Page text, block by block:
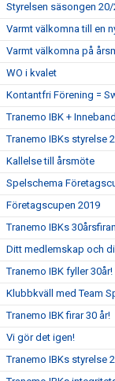
Styrelsen säsongen 20/
Varmt välkomna till en
Varmt välkomna på
WO i kvalet
Kontantfri Förening =
Tranemo IBK +
Tranemo IBKs styrelse
Kallelse till årsmöte
Spelschema
Företagscupen 2019
Tranemo IBKs
Ditt medlemskap och
Tranemo IBK fyller 30år!
Klubbkväll med Team
Tranemo IBK firar 30 år!
Vi gör det igen!
Tranemo IBKs styrelse